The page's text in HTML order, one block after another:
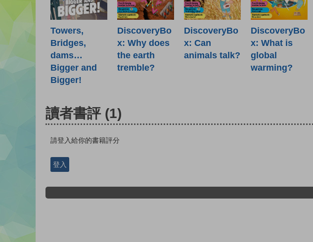
Towers,
Bridges,
dams…
Bigger and
Bigger!
DiscoveryBo
x: Why does
the earth
tremble?
DiscoveryBo
x: Can
animals talk?
DiscoveryBo
x: What is
global
warming?
讀者書評 (1)
請登入給你的書籍評分
登入